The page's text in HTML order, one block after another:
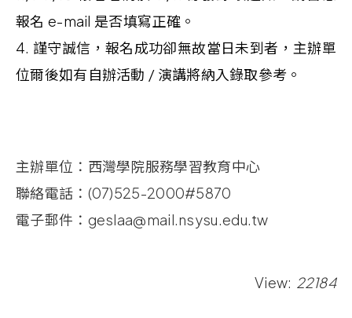
報名 e-mail 是否填寫正確 。
4. 謹守誠信，報名成功卻無故當日未到者，主辦單
位爾後如有自辦活動 / 演講將納入錄取參考。
主辦單位：西灣學院服務學習教育中心
聯絡電話：(07)525-2000#5870
電子郵件：geslaa@mail.nsysu.edu.tw
View: 22184